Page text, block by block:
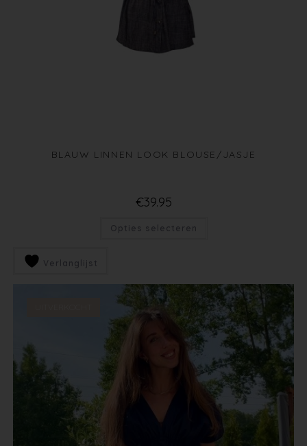
BLAUW LINNEN LOOK BLOUSE/JASJE
€39.95
Opties selecteren
Verlanglijst